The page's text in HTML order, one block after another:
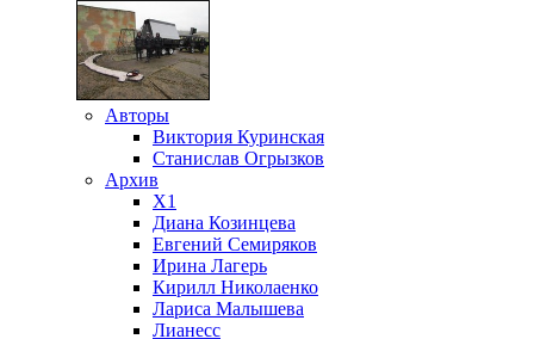
Авторы
Виктория Куринская
Станислав Огрызков
Архив
X1
Диана Козинцева
Евгений Семиряков
Ирина Лагерь
Кирилл Николаенко
Лариса Малышева
Лианесс